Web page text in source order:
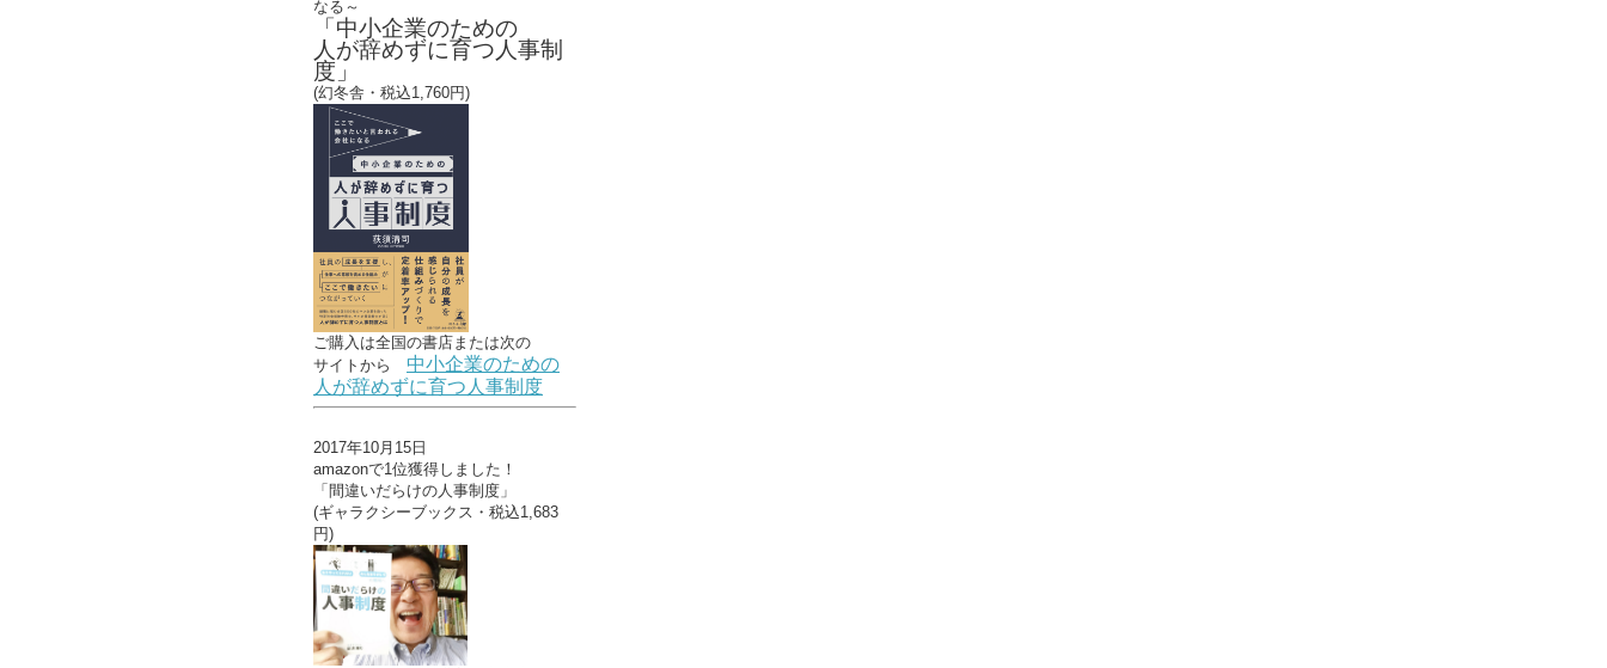
なる～
「中小企業のための
人が辞めずに育つ人事制
度」
(幻冬舎・税込1,760円)
ご購入は全国の書店または次の
サイトから 中小企業のための
人が辞めずに育つ人事制度
2017年10月15日
amazonで1位獲得しました！
「間違いだらけの人事制度」
(ギャラクシーブックス・税込1,683
円)